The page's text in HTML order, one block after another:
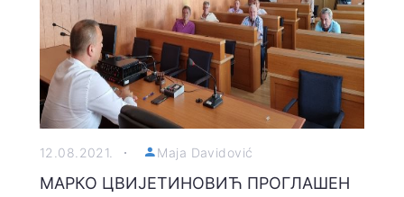
12.08.2021. Maja Davidović
МАРКО ЦВИЈЕТИНОВИЋ ПРОГЛАШЕН